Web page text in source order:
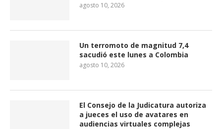
agosto 10, 2026
Un terromoto de magnitud 7,4
sacudió este lunes a Colombia
agosto 10, 2026
El Consejo de la Judicatura autoriza
a jueces el uso de avatares en
audiencias virtuales complejas